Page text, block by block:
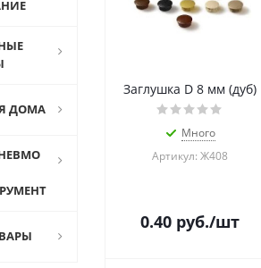
Заглушка D 8 мм (дуб)
Много
Артикул: Ж408
0.40руб./шт
ДОМА